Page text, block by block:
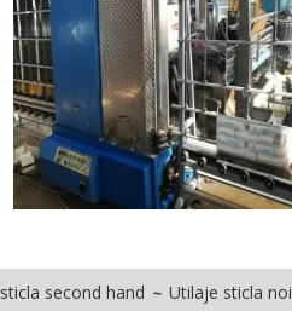
second hand Utilaje sticla noi